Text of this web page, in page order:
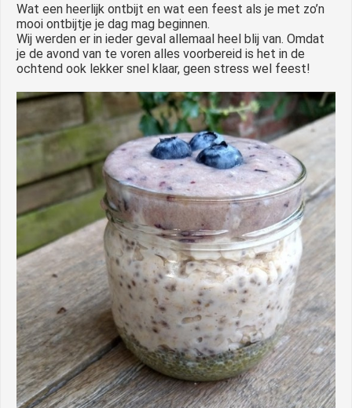
Wat een heerlijk ontbijt en wat een feest als je met zo’n
mooi ontbijtje je dag mag beginnen.
Wij werden er in ieder geval allemaal heel blij van. Omdat
je de avond van te voren alles voorbereid is het in de
ochtend ook lekker snel klaar, geen stress wel feest!